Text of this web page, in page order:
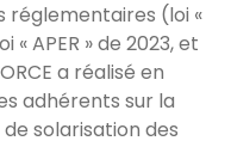
réglementaires (loi «
« APER » de 2023, et
a réalisé en
adhérents sur la
solarisation des